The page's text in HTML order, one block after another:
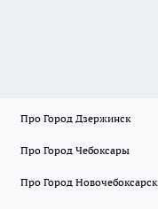
Про Город Дзержинск
Про Город Чебоксары
Про Город Новочебоксарск